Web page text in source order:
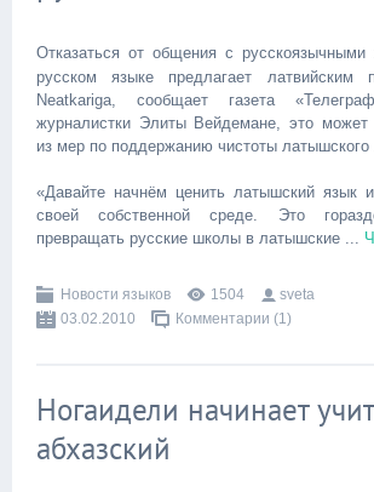
Отказаться от общения с русскоязычными
русском языке предлагает латвийским
Neatkariga, сообщает газета
журналистки Элиты Вейдемане, это может
из мер по поддержанию чистоты латышского
«Давайте начнём ценить латышский язык
своей собственной среде. Это
превращать русские школы в латышские ...
Новости языков 1504
sveta
03.02.2010
Комментарии (1)
Ногаидели начинает
абхазский